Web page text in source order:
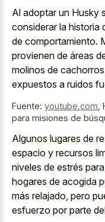
Al adoptar un Husky
considerar la historia
de comportamiento.
provienen de áreas
molinos de
expuestos a ruidos
Fuente: youtube.com
para misiones de
Algunos lugares de
espacio y recursos
niveles de estrés
hogares de acogida
más relajado, pero
esfuerzo por parte